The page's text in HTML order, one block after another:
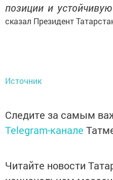
позиции и
сказал Президент
Источник
Следите за самым
Telegram-канале
Читайте новости